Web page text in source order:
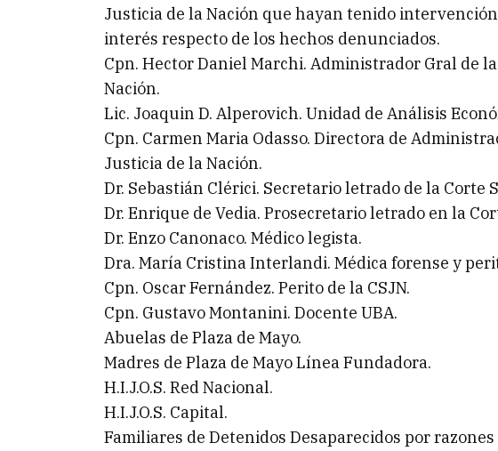
Justicia de la Nación que hayan tenido
interés respecto de los hechos denunciados.
Cpn. Hector Daniel Marchi. Administrador Gral de
Nación.
Lic. Joaquin D. Alperovich. Unidad de Análisis
Cpn. Carmen Maria Odasso. Directora de
Justicia de la Nación.
Dr. Sebastián Clérici. Secretario letrado de la Corte
Dr. Enrique de Vedia. Prosecretario letrado en la
Dr. Enzo Canonaco. Médico legista.
Dra. María Cristina Interlandi. Médica forense y
Cpn. Oscar Fernández. Perito de la CSJN.
Cpn. Gustavo Montanini. Docente UBA.
Abuelas de Plaza de Mayo.
Madres de Plaza de Mayo Línea Fundadora.
H.I.J.O.S. Red Nacional.
H.I.J.O.S. Capital.
Familiares de Detenidos Desaparecidos por